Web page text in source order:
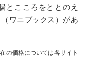
とこころをととのえ
ワニブックス）があ
の価格については各サイト